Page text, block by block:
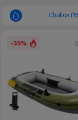
Chollos
-35%